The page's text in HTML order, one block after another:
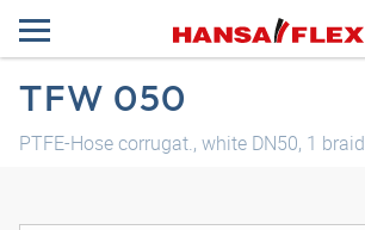
TFW 050
PTFE-Hose corrugat., white DN50, 1 braid